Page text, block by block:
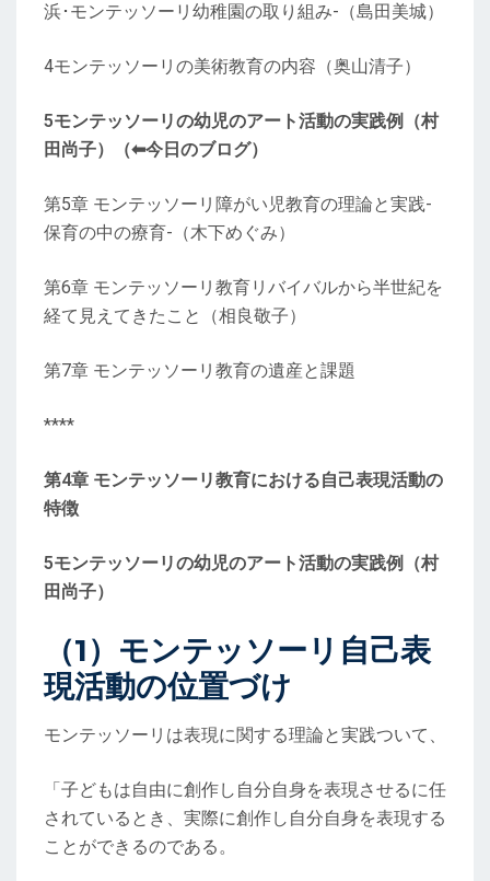
浜･モンテッソーリ幼稚園の取り組み-（島田美城）
4モンテッソーリの美術教育の内容（奥山清子）
5モンテッソーリの幼児のアート活動の実践例（村
田尚子）（⬅今日のブログ）
第5章 モンテッソーリ障がい児教育の理論と実践-
保育の中の療育-（木下めぐみ）
第6章 モンテッソーリ教育リバイバルから半世紀を
経て見えてきたこと（相良敬子）
第7章 モンテッソーリ教育の遺産と課題
****
第4章 モンテッソーリ教育における自己表現活動の
特徴
5モンテッソーリの幼児のアート活動の実践例（村
田尚子）
（1）モンテッソーリ自己表
現活動の位置づけ
モンテッソーリは表現に関する理論と実践ついて、
「子どもは自由に創作し自分自身を表現させるに任
されているとき、実際に創作し自分自身を表現する
ことができるのである。